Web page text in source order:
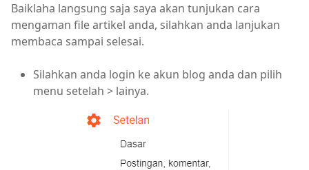
Baiklaha langsung saja saya akan tunjukan cara
mengaman file artikel anda, silahkan anda lanjukan
membaca sampai selesai.
Silahkan anda login ke akun blog anda dan pilih
menu setelah > lainya.